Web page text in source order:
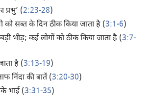
प्रभु’ (2:23-28)
सब्त के दिन ठीक किया जाता है (3:1-6)
भीड़; कई लोगों को ठीक किया जाता है (3:7-
है (3:13-19)
निंदा की बातें (3:20-30)
भाई (3:31-35)